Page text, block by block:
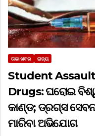
ତାଜା ଖବର ରାଜ୍ୟ
Student
Drugs: ଘରୋଇ
କାଣ୍ଡ; ଡ୍ରଗ୍ସ
ମାରିବା ଅଭିଯୋଗ